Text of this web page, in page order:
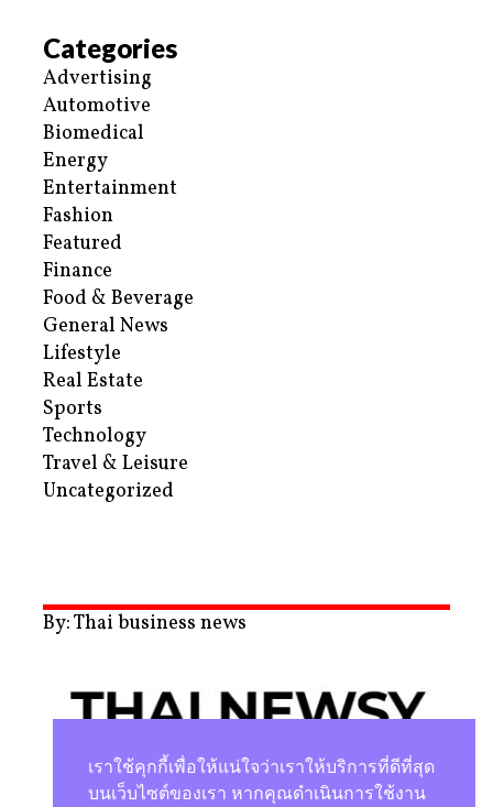
Categories
Advertising
Automotive
Biomedical
Energy
Entertainment
Fashion
Featured
Finance
Food & Beverage
General News
Lifestyle
Real Estate
Sports
Technology
Travel & Leisure
Uncategorized
By: Thai business news
เราใช้คุกกี้เพื่อให้แน่ใจว่าเราให้บริการที่ดีที่สุด
บนเว็บไซต์ของเรา หากคุณดำเนินการใช้งาน